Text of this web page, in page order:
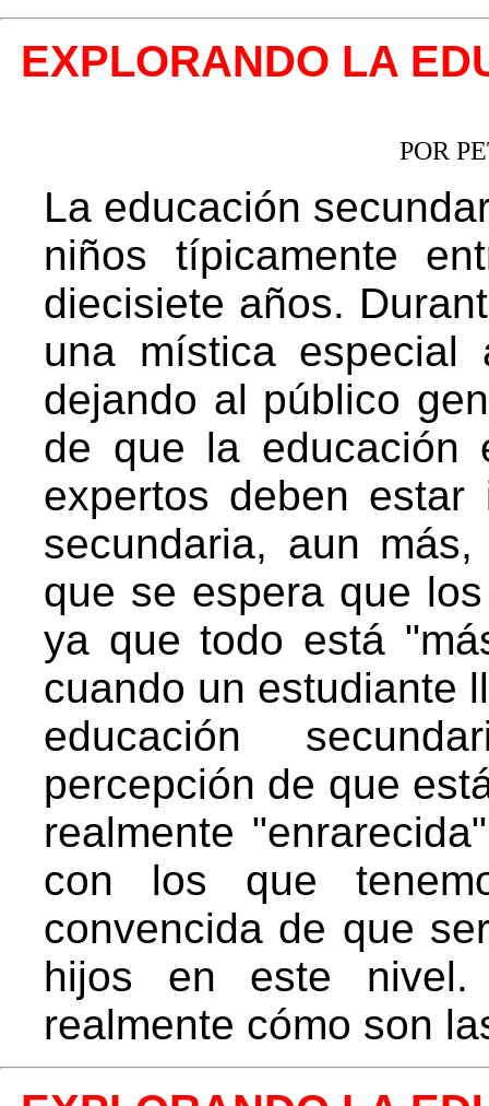
EXPLORANDO LA
POR
La educación
niños típicamente
diecisiete años.
una mística especial
dejando al público
de que la
expertos deben estar
secundaria, aun
que se espera que
ya que todo está
cuando un estudiante
educación
percepción de que
realmente
con los que
convencida de que
hijos en este nivel.
realmente cómo son